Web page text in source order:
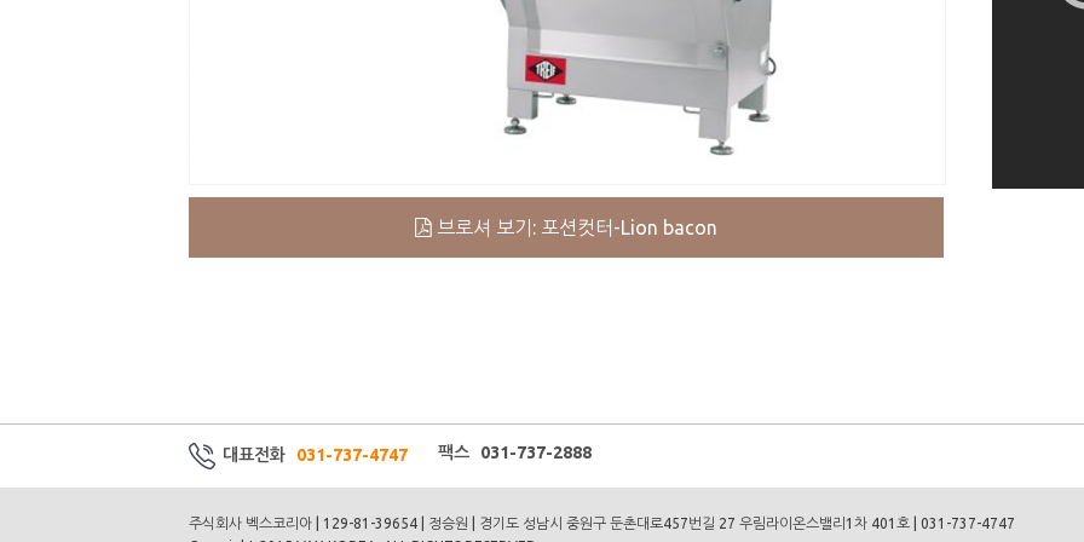
브로셔 보기: 포션컷터-Lion bacon
대표전화 031-737-4747 팩스 031-737-2888
주식회사 벡스코리아 | 129-81-39654 | 정승원 | 경기도 성남시 중원구 둔촌대로457번길 27 우림라이온스밸리1차 401호 | 031-737-4747